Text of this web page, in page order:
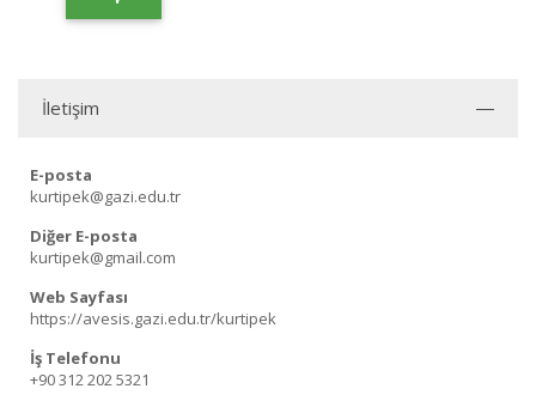
İletişim
E-posta
kurtipek@gazi.edu.tr
Diğer E-posta
kurtipek@gmail.com
Web Sayfası
https://avesis.gazi.edu.tr/kurtipek
İş Telefonu
+90 312 202 5321